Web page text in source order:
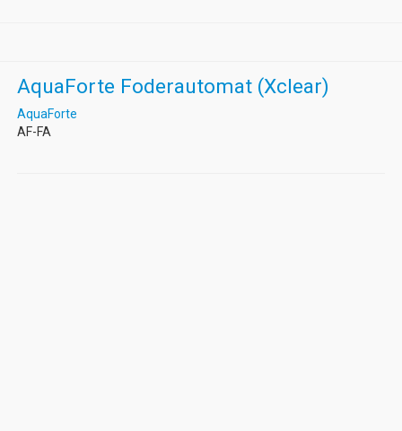
AquaForte Foderautomat (Xclear)
AquaForte
AF-FA